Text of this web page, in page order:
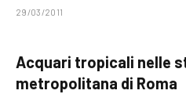
29/03/2011
Acquari tropicali nelle
metropolitana di Roma